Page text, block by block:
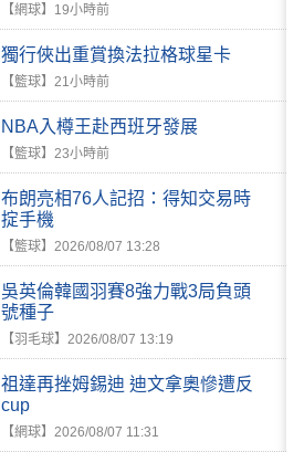
【網球】 19小時前
獨行俠出重賞換法拉格球星卡
【籃球】 21小時前
NBA入樽王赴西班牙發展
【籃球】 23小時前
布朗亮相76人記招：得知交易時
掟手機
【籃球】 2026/08/07 13:28
吳英倫韓國羽賽8強力戰3局負頭
號種子
【羽毛球】 2026/08/07 13:19
祖達再挫姆錫迪 迪文拿奧慘遭反
cup
【網球】 2026/08/07 11:31